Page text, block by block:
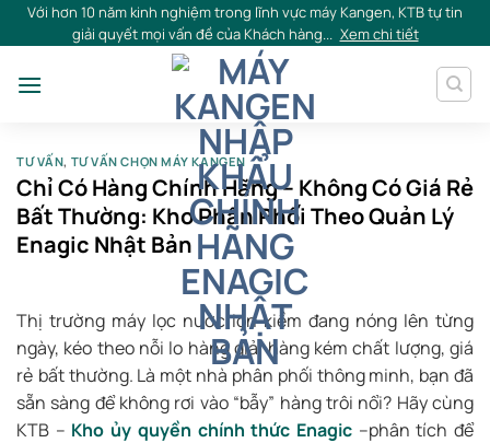
SkipVới hơn 10 năm kinh nghiệm trong lĩnh vực máy Kangen, KTB tự tin
giải quyết mọi vấn đề của Khách hàng... Xem chi tiết
TƯ VẤN, TƯ VẤN CHỌN MÁY KANGEN
Chỉ Có Hàng Chính Hãng – Không Có Giá Rẻ
Bất Thường: Kho Phân Phối Theo Quản Lý
Enagic Nhật Bản
Thị trường máy lọc nước ion kiềm đang nóng lên từng
ngày, kéo theo nỗi lo hàng giả, hàng kém chất lượng, giá
rẻ bất thường. Là một nhà phân phối thông minh, bạn đã
sẵn sàng để không rơi vào “bẫy” hàng trôi nổi? Hãy cùng
KTB – Kho ủy quyền chính thức Enagic–phân tích để